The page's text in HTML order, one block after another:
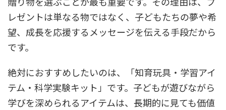
レゼントは単なる物ではなく、子どもたちの夢や希
望、成長を応援するメッセージを伝える手段だから
です。
絶対におすすめしたいのは、「知育玩具・学習アイ
テム・科学実験キット」です。子どもが遊びながら
学びを深められるアイテムは、長期的に見ても価値